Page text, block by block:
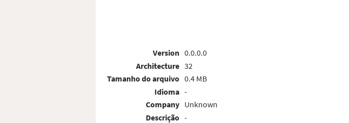
Version
Architecture
Tamanho do arquivo
Idioma
Company
Descrição
0.0.0.0
32
0.4 MB
-
Unknown
-